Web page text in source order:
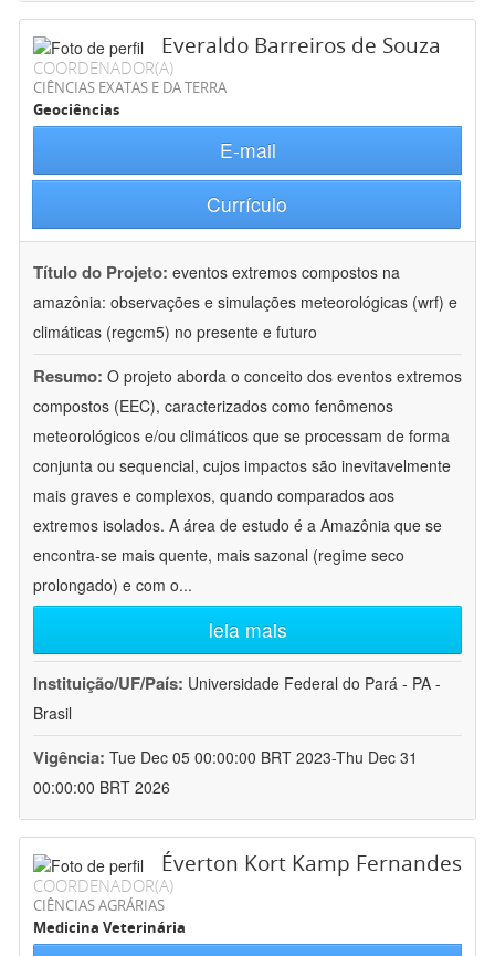
Everaldo Barreiros de Souza
COORDENADOR(A)
CIÊNCIAS EXATAS E DA TERRA
Geociências
E-mail
Currículo
Título do Projeto: eventos extremos compostos na
amazônia: observações e simulações meteorológicas (wrf) e
climáticas (regcm5) no presente e futuro
Resumo: O projeto aborda o conceito dos eventos extremos
compostos (EEC), caracterizados como fenômenos
meteorológicos e/ou climáticos que se processam de forma
conjunta ou sequencial, cujos impactos são inevitavelmente
mais graves e complexos, quando comparados aos
extremos isolados. A área de estudo é a Amazônia que se
encontra-se mais quente, mais sazonal (regime seco
prolongado) e com o...
leia mais
Instituição/UF/País: Universidade Federal do Pará - PA -
Brasil
Vigência: Tue Dec 05 00:00:00 BRT 2023-Thu Dec 31
00:00:00 BRT 2026
Éverton Kort Kamp Fernandes
COORDENADOR(A)
CIÊNCIAS AGRÁRIAS
Medicina Veterinária